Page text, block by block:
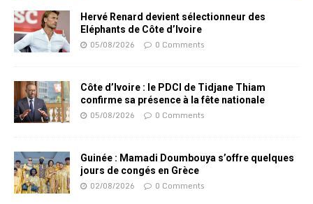
Hervé Renard devient sélectionneur des
Eléphants de Côte d’Ivoire
05/08/2026 0 Comments
Côte d’Ivoire : le PDCI de Tidjane Thiam
confirme sa présence à la fête nationale
05/08/2026 0 Comments
Guinée : Mamadi Doumbouya s’offre quelques
jours de congés en Grèce
02/08/2026 0 Comments